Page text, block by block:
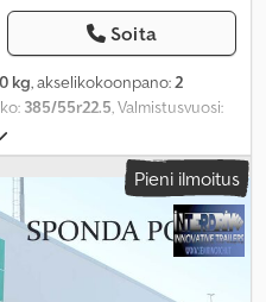
Soita
kg, akselikokoonpano: 2
385/55r22.5 , Valmistusvuosi:
Pieni ilmoitus